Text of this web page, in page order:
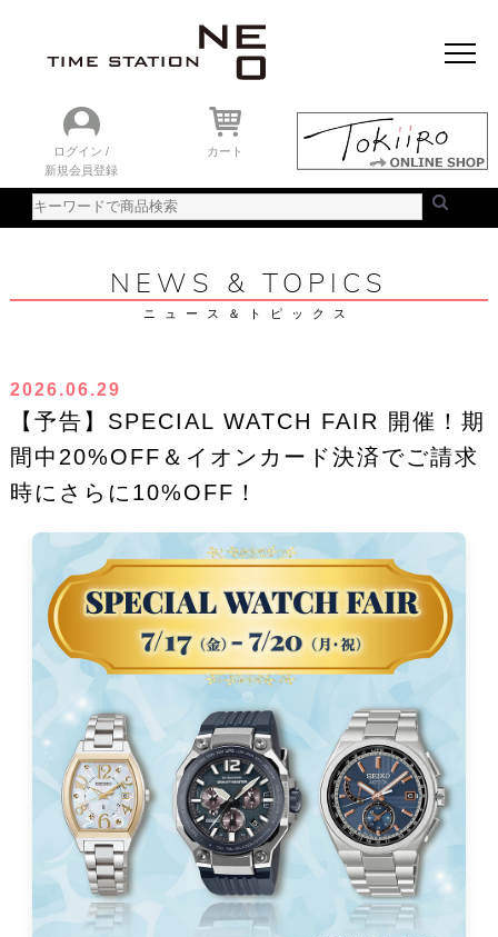
ログイン /
新規会員登録
カート
NEWS & TOPICS
ニュース＆トピックス
2026.06.29
【予告】SPECIAL WATCH FAIR 開催！期
間中20%OFF＆イオンカード決済でご請求
時にさらに10%OFF！
おすすめアイテム
ニュース＆トピック
時計を探す
ランキング
ご利用ガイド